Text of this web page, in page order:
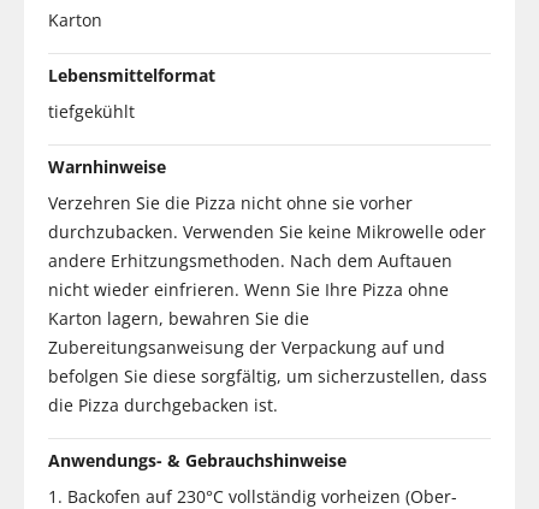
Karton
Lebensmittelformat
tiefgekühlt
Warnhinweise
Verzehren Sie die Pizza nicht ohne sie vorher
durchzubacken. Verwenden Sie keine Mikrowelle oder
andere Erhitzungsmethoden. Nach dem Auftauen
nicht wieder einfrieren. Wenn Sie Ihre Pizza ohne
Karton lagern, bewahren Sie die
Zubereitungsanweisung der Verpackung auf und
befolgen Sie diese sorgfältig, um sicherzustellen, dass
die Pizza durchgebacken ist.
Anwendungs- & Gebrauchshinweise
1. Backofen auf 230°C vollständig vorheizen (Ober-